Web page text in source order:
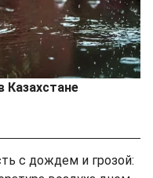
Казахстане
с дождем и грозой: